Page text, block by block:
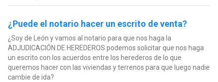
¿Puede el notario hacer un escrito de venta?
¿Soy de León y vamos al notario para que nos haga la
ADJUDICACIÓN DE HEREDEROS podemos solicitar que nos haga
un escrito con los acuerdos entre los herederos de lo que
queremos hacer con las viviendas y terrenos para que luego nadie
cambie de ida?